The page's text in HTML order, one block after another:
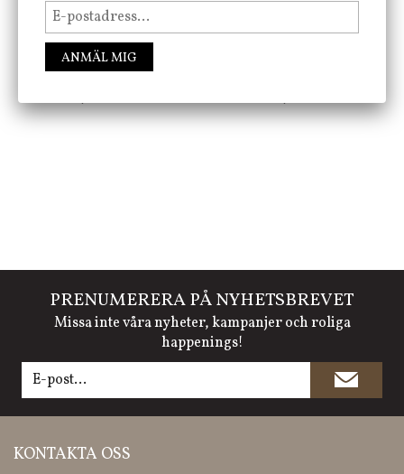
att öka ditt välmående!
PRENUMERERA PÅ NYHETSBREVET
Missa inte våra nyheter, kampanjer och roliga
happenings!
KONTAKTA OSS
ANMÄL MIG